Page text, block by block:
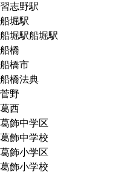
習志野駅
船堀駅
船堀駅船堀駅
船橋
船橋市
船橋法典
菅野
葛西
葛飾中学区
葛飾中学校
葛飾小学区
葛飾小学校